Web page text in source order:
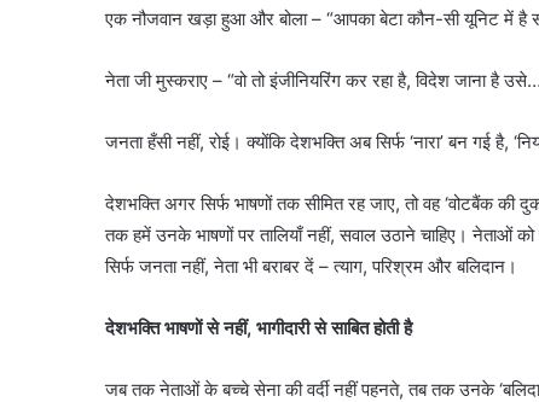
एक नौजवान खड़ा हुआ और बोला – “आपका बेटा कौन-सी यूनिट में है
नेता जी मुस्कराए – “वो तो इंजीनियरिंग कर रहा है, विदेश जाना है
जनता हँसी नहीं, रोई। क्योंकि देशभक्ति अब सिर्फ ‘नारा’ बन गई है,
देशभक्ति अगर सिर्फ भाषणों तक सीमित रह जाए, तो वह ‘वोटबैंक
तक हमें उनके भाषणों पर तालियाँ नहीं, सवाल उठाने चाहिए। नेताओं
सिर्फ जनता नहीं, नेता भी बराबर दें – त्याग, परिश्रम और बलिदान।
देशभक्ति भाषणों से नहीं, भागीदारी से साबित होती है
जब तक नेताओं के बच्चे सेना की वर्दी नहीं पहनते, तब तक उनके